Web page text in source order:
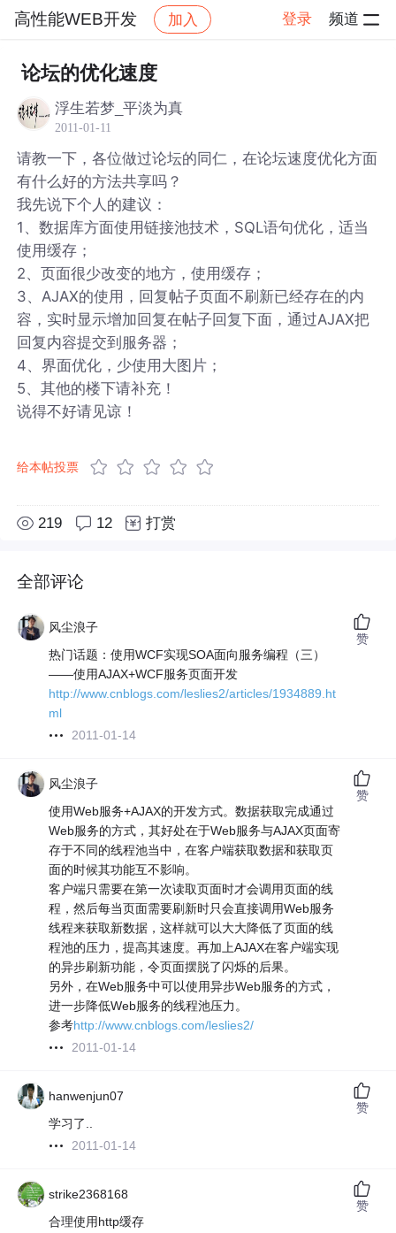
高性能WEB开发 加入 登录 频道
社区 高性能WEB开发
论坛的优化速度
浮生若梦_平淡为真
2011-01-11
请教一下，各位做过论坛的同仁，在论坛速度优化方面
有什么好的方法共享吗？
我先说下个人的建议：
1、数据库方面使用链接池技术，SQL语句优化，适当
使用缓存；
2、页面很少改变的地方，使用缓存；
3、AJAX的使用，回复帖子页面不刷新已经存在的内
容，实时显示增加回复在帖子回复下面，通过AJAX把
回复内容提交到服务器；
4、界面优化，少使用大图片；
5、其他的楼下请补充！
说得不好请见谅！
给本帖投票
219 12 打赏
全部评论
风尘浪子
热门话题：使用WCF实现SOA面向服务编程（三）
——使用AJAX+WCF服务页面开发
http://www.cnblogs.com/leslies2/articles/1934889.ht
ml
2011-01-14
赞
风尘浪子
使用Web服务+AJAX的开发方式。数据获取完成通过
Web服务的方式，其好处在于Web服务与AJAX页面寄
存于不同的线程池当中，在客户端获取数据和获取页
面的时候其功能互不影响。
客户端只需要在第一次读取页面时才会调用页面的线
程，然后每当页面需要刷新时只会直接调用Web服务
线程来获取新数据，这样就可以大大降低了页面的线
程池的压力，提高其速度。再加上AJAX在客户端实现
的异步刷新功能，令页面摆脱了闪烁的后果。
另外，在Web服务中可以使用异步Web服务的方式，
进一步降低Web服务的线程池压力。
参考http://www.cnblogs.com/leslies2/
2011-01-14
赞
hanwenjun07
学习了..
2011-01-14
赞
strike2368168
合理使用http缓存
赞